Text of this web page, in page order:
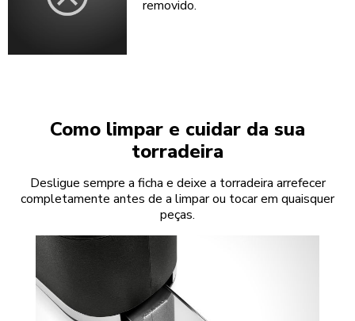
removido.
Como limpar e cuidar da sua
torradeira
Desligue sempre a ficha e deixe a torradeira arrefecer
completamente antes de a limpar ou tocar em quaisquer
peças.